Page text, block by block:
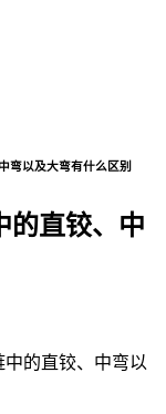
弯以及大弯有什么区别
的直铰、中
的直铰、中弯以